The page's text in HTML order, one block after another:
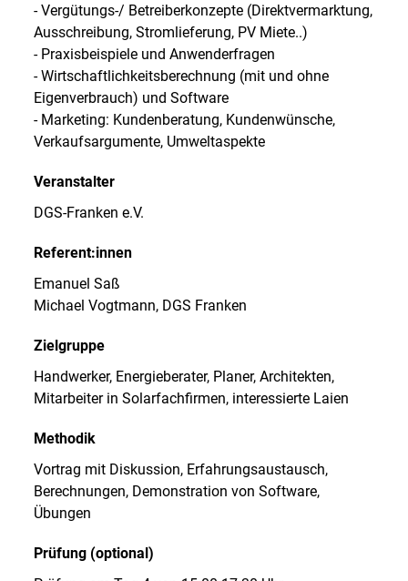
- Vergütungs-/ Betreiberkonzepte (Direktvermarktung,
Ausschreibung, Stromlieferung, PV Miete..)
- Praxisbeispiele und Anwenderfragen
- Wirtschaftlichkeitsberechnung (mit und ohne
Eigenverbrauch) und Software
- Marketing: Kundenberatung, Kundenwünsche,
Verkaufsargumente, Umweltaspekte
Veranstalter
DGS-Franken e.V.
Referent:innen
Emanuel Saß
Michael Vogtmann, DGS Franken
Zielgruppe
Handwerker, Energieberater, Planer, Architekten,
Mitarbeiter in Solarfachfirmen, interessierte Laien
Methodik
Vortrag mit Diskussion, Erfahrungsaustausch,
Berechnungen, Demonstration von Software,
Übungen
Prüfung (optional)